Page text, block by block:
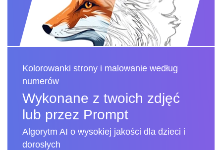
Kolorowanki strony i malowanie według
numerów
Wykonane z twoich zdjęć
lub przez Prompt
Algorytm AI o wysokiej jakości dla dzieci i
dorosłych